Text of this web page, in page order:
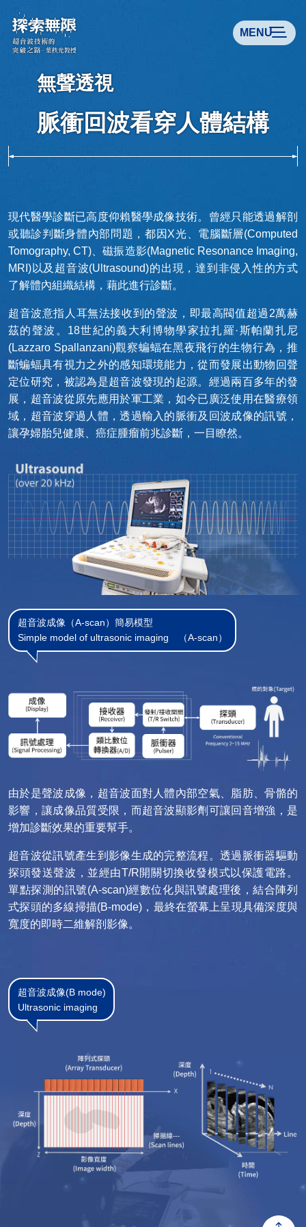
MENU
無聲透視
無聲透視
脈衝回波看穿人體結構
脈衝回波看穿人體結構
現代醫學診斷已高度仰賴醫學成像技術。曾經只能透過解剖
或聽診判斷身體內部問題，都因X光、電腦斷層(Computed
Tomography, CT)、磁振造影(Magnetic Resonance Imaging,
MRI)以及超音波(Ultrasound)的出現，達到非侵入性的方式
了解體內組織結構，藉此進行診斷。
超音波意指人耳無法接收到的聲波，即最高閥值超過2萬赫
茲的聲波。18世紀的義大利博物學家拉扎羅·斯帕蘭扎尼
(Lazzaro Spallanzani)觀察蝙蝠在黑夜飛行的生物行為，推
斷蝙蝠具有視力之外的感知環境能力，從而發展出動物回聲
定位研究，被認為是超音波發現的起源。經過兩百多年的發
展，超音波從原先應用於軍工業，如今已廣泛使用在醫療領
域，超音波穿過人體，透過輸入的脈衝及回波成像的訊號，
讓孕婦胎兒健康、癌症腫瘤前兆診斷，一目瞭然。
超音波成像（A-scan）簡易模型
Simple model of ultrasonic imaging （A-scan）
由於是聲波成像，超音波面對人體內部空氣、脂肪、骨骼的
影響，讓成像品質受限，而超音波顯影劑可讓回音增強，是
增加診斷效果的重要幫手。
超音波從訊號產生到影像生成的完整流程。透過脈衝器驅動
探頭發送聲波，並經由T/R開關切換收發模式以保護電路。
單點探測的訊號(A-scan)經數位化與訊號處理後，結合陣列
式探頭的多線掃描(B-mode)，最終在螢幕上呈現具備深度與
寬度的即時二維解剖影像。
超音波成像(B mode)
Ultrasonic imaging